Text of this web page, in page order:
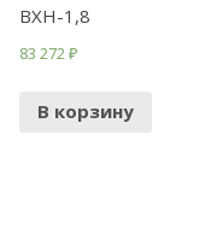
ВХН-1,8
83 272₽
В корзину